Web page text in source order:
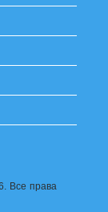
Все права